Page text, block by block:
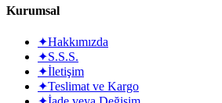
Kurumsal
✦Hakkımızda
✦S.S.S.
✦İletişim
✦Teslimat ve Kargo